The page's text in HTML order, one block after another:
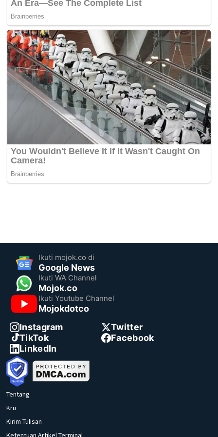
Ikuti mojok.co di
Google News
Ikuti WA Channel
Mojok.co
Ikuti Youtube Channel
Mojokdotco
Instagram
Twitter
TikTok
Facebook
LinkedIn
Tentang
Kru
Kirim Tulisan
Ketentuan Artikel Terminal